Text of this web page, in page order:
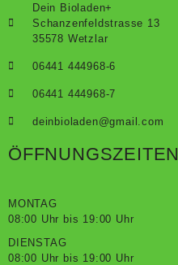
Dein Bioladen+
Schanzenfeldstrasse 13
35578 Wetzlar
06441 444968-6
06441 444968-7
deinbioladen@gmail.com
ÖFFNUNGSZEITEN
MONTAG
08:00 Uhr bis 19:00 Uhr
DIENSTAG
08:00 Uhr bis 19:00 Uhr